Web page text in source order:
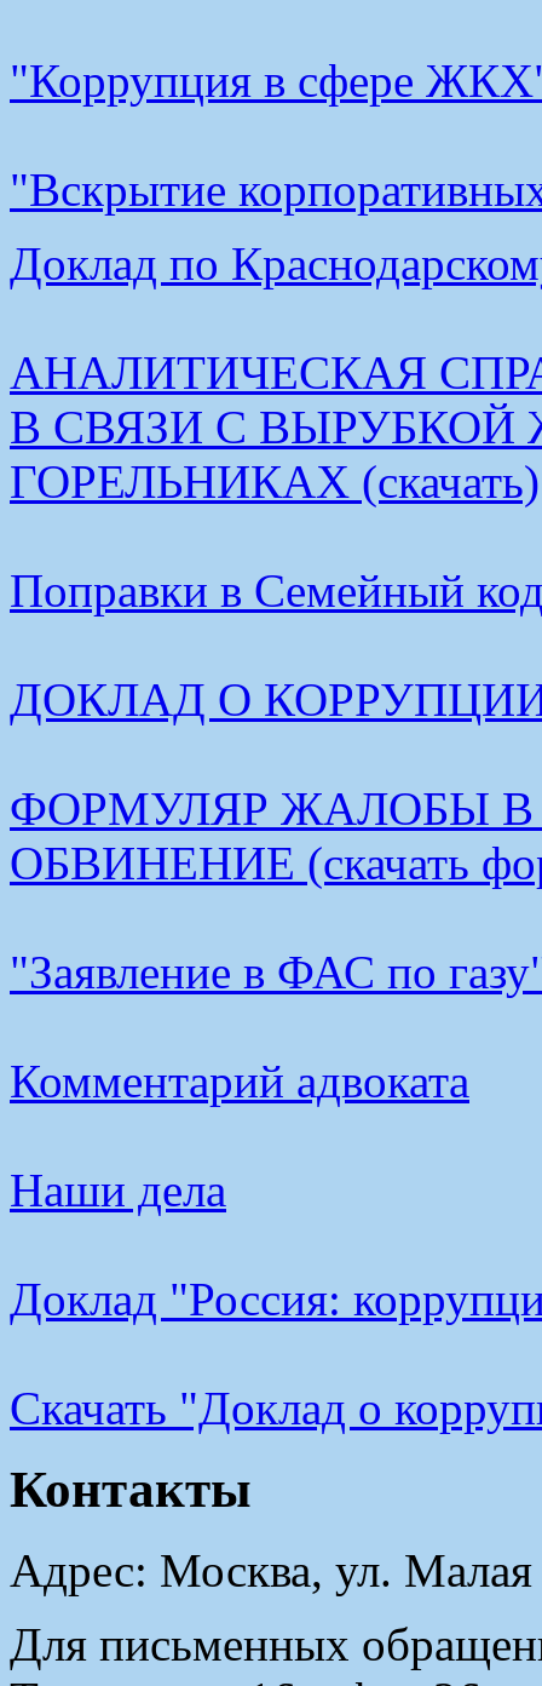
"Коррупция в сфере ЖКХ"
"Вскрытие
Доклад по
АНАЛИТИЧЕСКАЯ
В СВЯЗИ С
ГОРЕЛЬНИКАХ (скачать)
Поправки в Семейный
ДОКЛАД О КОРРУПЦИИ
ФОРМУЛЯР ЖАЛОБЫ
ОБВИНЕНИЕ (скачать
"Заявление в ФАС по
Комментарий адвоката
Наши дела
Доклад "Россия:
Cкачать "Доклад о
Контакты
Адрес: Москва, ул.
Для письменных